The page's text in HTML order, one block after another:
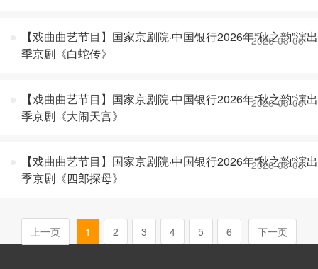
【戏曲曲艺节目】国家京剧院·中国银行2026年“秋之韵”演出
季京剧《白蛇传》
2026-08-06
【戏曲曲艺节目】国家京剧院·中国银行2026年“秋之韵”演出
季京剧《大闹天宫》
2026-08-06
【戏曲曲艺节目】国家京剧院·中国银行2026年“秋之韵”演出
季京剧《四郎探母》
2026-08-05
上一页 1 2 3 4 5 6 下一页